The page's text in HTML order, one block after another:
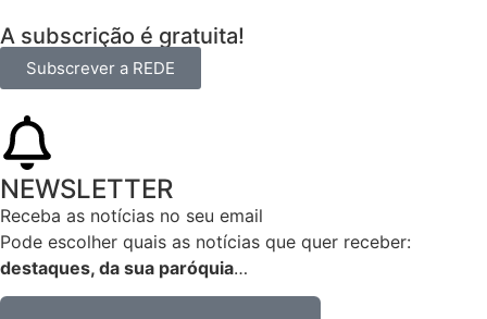
A subscrição é gratuita!
Subscrever a REDE
NEWSLETTER
Receba as notícias no seu email​
Pode escolher quais as notícias que quer receber:
destaques, da sua paróquia…